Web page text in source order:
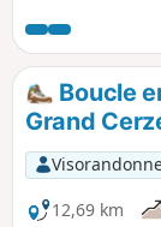
remarquable
large, au relief
(fabrication de
Boucle
Grand
12,69 km